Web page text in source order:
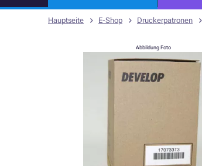
Hauptseite E-Shop Druckerpatronen
Abbildung Foto